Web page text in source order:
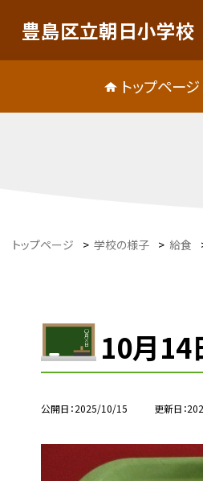
豊島区立朝日小学校
トップページ
トップページ > 学校の様子 > 給食
10月14
公開日 2025/10/15 更新日